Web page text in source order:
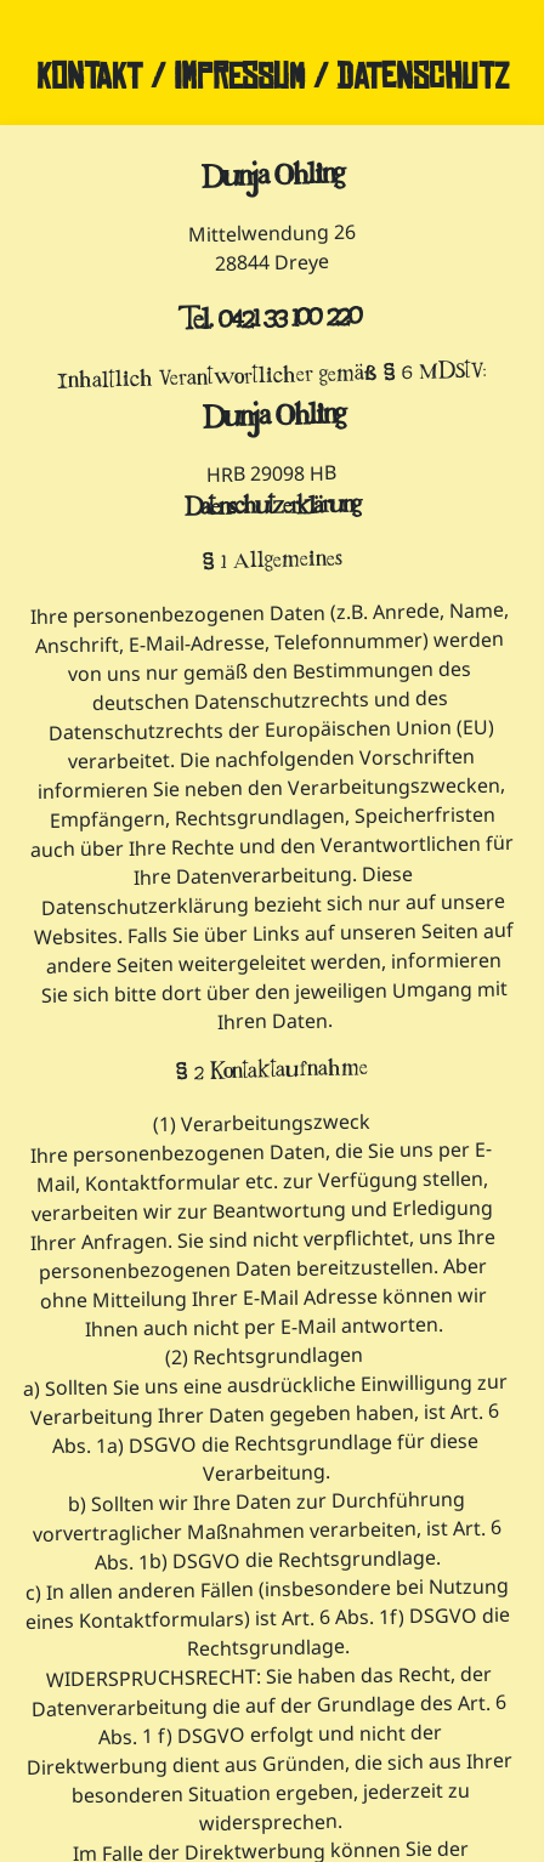
Kontakt / Impressum / Datenschutz
Dunja Ohling
Mittelwendung 26
28844 Dreye
Tel. 0421 33 100 220
Inhaltlich Verantwortlicher gemäß § 6 MDStV:
Dunja Ohling
HRB 29098 HB
Datenschutzerklärung
§ 1 Allgemeines
Ihre personenbezogenen Daten (z.B. Anrede, Name,
Anschrift, E-Mail-Adresse, Telefonnummer) werden
von uns nur gemäß den Bestimmungen des
deutschen Datenschutzrechts und des
Datenschutzrechts der Europäischen Union (EU)
verarbeitet. Die nachfolgenden Vorschriften
informieren Sie neben den Verarbeitungszwecken,
Empfängern, Rechtsgrundlagen, Speicherfristen
auch über Ihre Rechte und den Verantwortlichen für
Ihre Datenverarbeitung. Diese
Datenschutzerklärung bezieht sich nur auf unsere
Websites. Falls Sie über Links auf unseren Seiten auf
andere Seiten weitergeleitet werden, informieren
Sie sich bitte dort über den jeweiligen Umgang mit
Ihren Daten.
§ 2 Kontaktaufnahme
(1) Verarbeitungszweck
Ihre personenbezogenen Daten, die Sie uns per E-
Mail, Kontaktformular etc. zur Verfügung stellen,
verarbeiten wir zur Beantwortung und Erledigung
Ihrer Anfragen. Sie sind nicht verpflichtet, uns Ihre
personenbezogenen Daten bereitzustellen. Aber
ohne Mitteilung Ihrer E-Mail Adresse können wir
Ihnen auch nicht per E-Mail antworten.
(2) Rechtsgrundlagen
a) Sollten Sie uns eine ausdrückliche Einwilligung zur
Verarbeitung Ihrer Daten gegeben haben, ist Art. 6
Abs. 1a) DSGVO die Rechtsgrundlage für diese
Verarbeitung.
b) Sollten wir Ihre Daten zur Durchführung
vorvertraglicher Maßnahmen verarbeiten, ist Art. 6
Abs. 1b) DSGVO die Rechtsgrundlage.
c) In allen anderen Fällen (insbesondere bei Nutzung
eines Kontaktformulars) ist Art. 6 Abs. 1f) DSGVO die
Rechtsgrundlage.
WIDERSPRUCHSRECHT: Sie haben das Recht, der
Datenverarbeitung die auf der Grundlage des Art. 6
Abs. 1 f) DSGVO erfolgt und nicht der
Direktwerbung dient aus Gründen, die sich aus Ihrer
besonderen Situation ergeben, jederzeit zu
widersprechen.
Im Falle der Direktwerbung können Sie der